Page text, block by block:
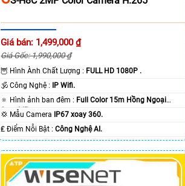
Giá bán: 1,499,000 ₫
Giá Gốc: 1,990,000 ₫
🦉 Hình Ành Chất Lượng : FULL HD 1080P .
🕉️ Công Nghệ :
IP Wifi.
🔅 Hình ảnh ban đêm : Full Color 15m Hồng Ngoại
Smart IR.
💢 Mẫu Camera
IP67 xoay 360.
️₤ Điểm Nỗi Bật :Công Nghệ AI.